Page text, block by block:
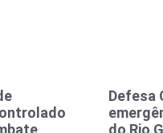
Defesa
do Rio